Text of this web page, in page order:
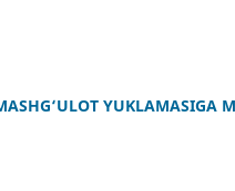
YUKLAMASIGA